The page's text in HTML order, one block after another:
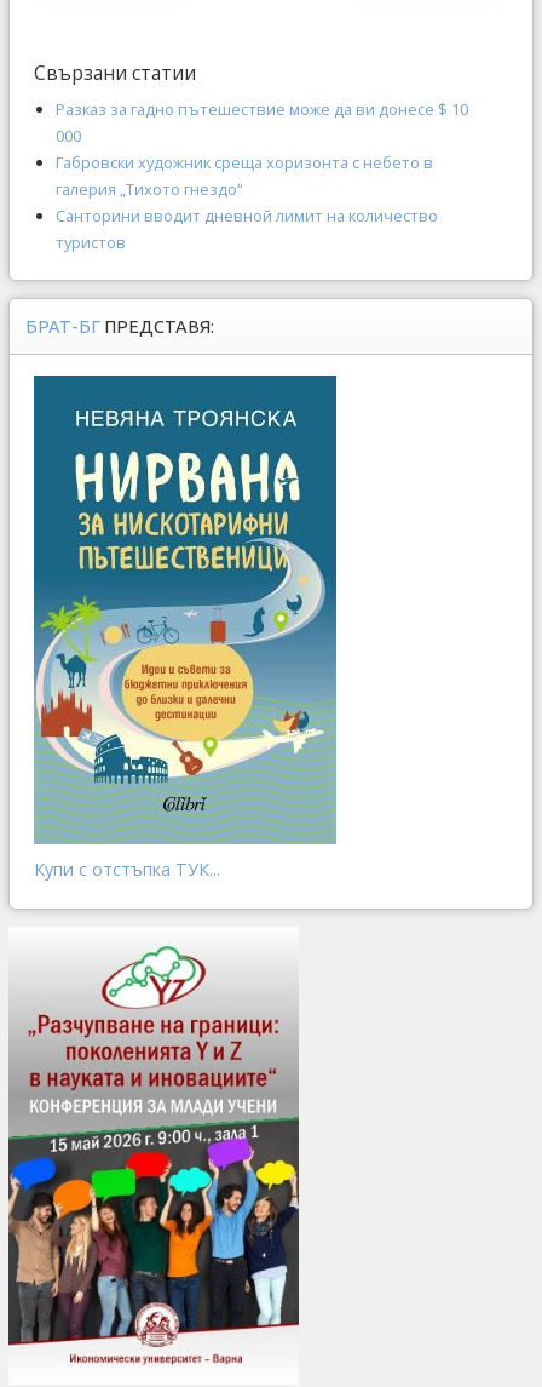
Свързани статии
Разказ за гадно пътешествие може да ви донесе $ 10
000
Габровски художник среща хоризонта с небето в
галерия „Тихото гнездо“
Санторини вводит дневной лимит на количество
туристов
БРАТ-БГ ПРЕДСТАВЯ:
Купи с отстъпка ТУК...